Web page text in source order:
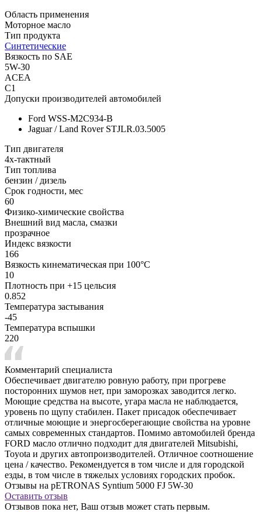
Область применения
Моторное масло
Тип продукта
Синтетические
Вязкость по SAE
5W-30
ACEA
C1
Допуски производителей автомобилей
Ford WSS-M2C934-B
Jaguar / Land Rover STJLR.03.5005
Тип двигателя
4х-тактный
Тип топлива
бензин / дизель
Срок годности, мес
60
Физико-химические свойства
Внешний вид масла, смазки
прозрачное
Индекс вязкости
166
Вязкость кинематическая при 100°С
10
Плотность при +15 цельсия
0.852
Температура застывания
-45
Температура вспышки
220
Комментарий специалиста
Обеспечивает двигателю ровную работу, при прогреве
посторонних шумов нет, при заморозках заводится легко.
Моющие средства на высоте, угара масла не наблюдается,
уровень по щупу стабилен. Пакет присадок обеспечивает
отличные моющие и энергосберегающие свойства на уровне
самых современных стандартов. Помимо автомобилей бренда
FORD масло отлично подходит для двигателей Mitsubishi,
Toyota и других автопроизводителей. Отличное соотношение
цена / качество. Рекомендуется в том числе и для городской
езды, в том числе в тяжелых условиях городских пробок.
Отзывы на pETRONAS Syntium 5000 FJ 5W-30
Оставить отзыв
Отзывов пока нет, Ваш отзыв может стать первым.